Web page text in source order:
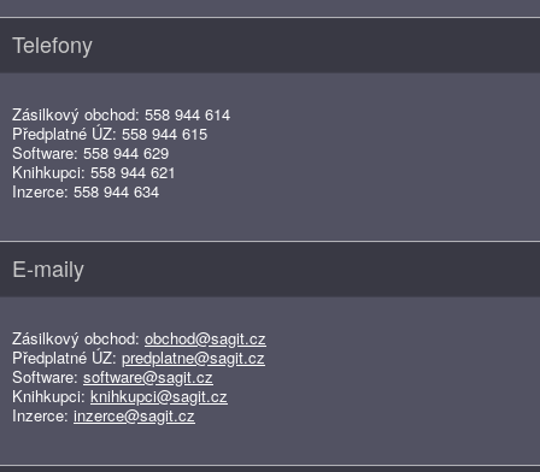
Telefony
Zásilkový obchod: 558 944 614
Předplatné ÚZ: 558 944 615
Software: 558 944 629
Knihkupci: 558 944 621
Inzerce: 558 944 634
E-maily
Zásilkový obchod: obchod@sagit.cz
Předplatné ÚZ: predplatne@sagit.cz
Software: software@sagit.cz
Knihkupci: knihkupci@sagit.cz
Inzerce: inzerce@sagit.cz